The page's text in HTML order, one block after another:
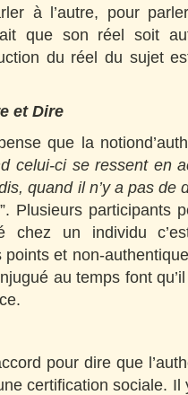
à l’autre, pour
que son réel soit
du réel du sujet
et Dire
que la
celui-ci se ressent en
quand il n’y a pas de
”. Plusieurs participants
chez un individu
et non-
au temps font
pour dire que
certification sociale.